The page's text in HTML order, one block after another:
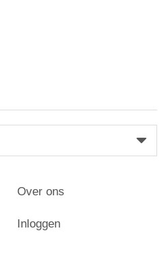
Over ons
Inloggen